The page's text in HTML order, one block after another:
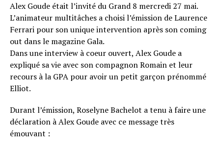
Alex Goude était l’invité du Grand 8 mercredi 27 mai.
L’animateur multitâches a choisi l’émission de Laurence
Ferrari pour son unique intervention après son coming
out dans le magazine Gala.
Dans une interview à coeur ouvert, Alex Goude a
expliqué sa vie avec son compagnon Romain et leur
recours à la GPA pour avoir un petit garçon prénommé
Elliot.
Durant l’émission, Roselyne Bachelot a tenu à faire une
déclaration à Alex Goude avec ce message très
émouvant :